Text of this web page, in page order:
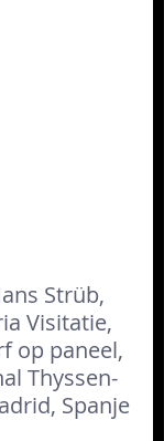
Strüb,
Visitatie,
op paneel,
Thyssen-
Spanje